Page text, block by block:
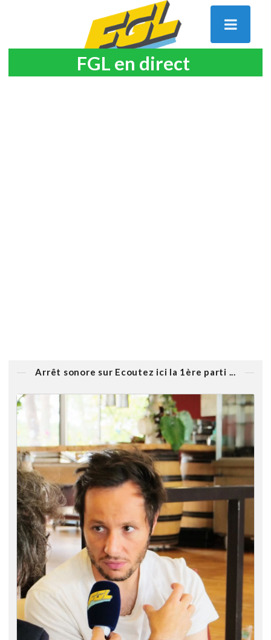
FGL en direct
Arrêt sonore sur Ecoutez ici la 1ère parti ...